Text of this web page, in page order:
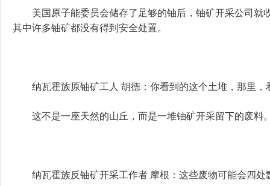
美国原子能委员会储存了足够的铀后，铀矿开采公司就
其中许多铀矿都没有得到安全处置。
纳瓦霍族原铀矿工人 胡德：你看到的这个土堆，那里，
这不是一座天然的山丘，而是一堆铀矿开采留下的废料
纳瓦霍族反铀矿开采工作者 摩根：这些废物可能会四处